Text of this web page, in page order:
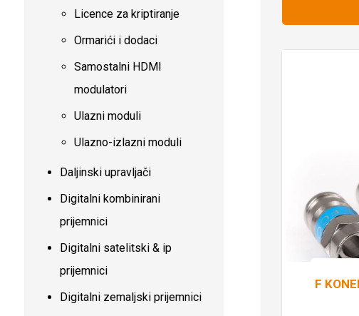
F
Licence za kriptiranje
Ormarići i dodaci
Samostalni HDMI
modulatori
Ulazni moduli
Ulazno-izlazni moduli
Daljinski upravljači
Digitalni kombinirani
prijemnici
Digitalni satelitski & ip
prijemnici
Digitalni zemaljski prijemnici